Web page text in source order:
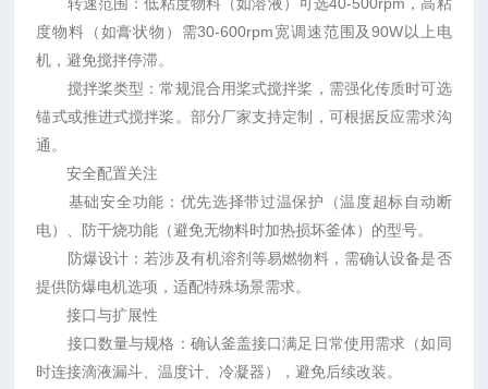
度物料（如膏状物）需30-600rpm宽调速范围及90W以上电
机，避免搅拌停滞。
搅拌桨类型：常规混合用桨式搅拌桨，需强化传质时可选
锚式或推进式搅拌桨。部分厂家支持定制，可根据反应需求沟
通。
安全配置关注
基础安全功能：优先选择带过温保护（温度超标自动断
电）、防干烧功能（避免无物料时加热损坏釜体）的型号。
防爆设计：若涉及有机溶剂等易燃物料，需确认设备是否
提供防爆电机选项，适配特殊场景需求。
接口与扩展性
接口数量与规格：确认釜盖接口满足日常使用需求（如同
时连接滴液漏斗、温度计、冷凝器），避免后续改装。